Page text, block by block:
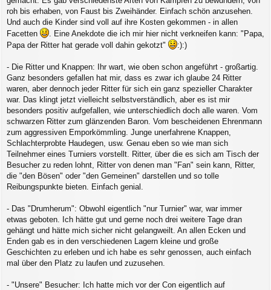
roh bis erhaben, von Faust bis Zweihänder. Einfach schön anzusehen.
Und auch die Kinder sind voll auf ihre Kosten gekommen - in allen
Facetten
. Eine Anekdote die ich mir hier nicht verkneifen kann: "Papa,
Papa der Ritter hat gerade voll dahin gekotzt"
:):)
- Die Ritter und Knappen: Ihr wart, wie oben schon angeführt - großartig.
Ganz besonders gefallen hat mir, dass es zwar ich glaube 24 Ritter
waren, aber dennoch jeder Ritter für sich ein ganz spezieller Charakter
war. Das klingt jetzt vielleicht selbstverständlich, aber es ist mir
besonders positiv aufgefallen, wie unterschiedlich doch alle waren. Vom
schwarzen Ritter zum glänzenden Baron. Vom bescheidenen Ehrenmann
zum aggressiven Emporkömmling. Junge unerfahrene Knappen,
Schlachterprobte Haudegen, usw. Genau eben so wie man sich
Teilnehmer eines Turniers vorstellt. Ritter, über die es sich am Tisch der
Besucher zu reden lohnt, Ritter von denen man "Fan" sein kann, Ritter,
die "den Bösen" oder "den Gemeinen" darstellen und so tolle
Reibungspunkte bieten. Einfach genial.
- Das "Drumherum": Obwohl eigentlich "nur Turnier" war, war immer
etwas geboten. Ich hätte gut und gerne noch drei weitere Tage dran
gehängt und hätte mich sicher nicht gelangweilt. An allen Ecken und
Enden gab es in den verschiedenen Lagern kleine und große
Geschichten zu erleben und ich habe es sehr genossen, auch einfach
mal über den Platz zu laufen und zuzusehen.
- "Unsere" Besucher: Ich hatte mich vor der Con eigentlich auf